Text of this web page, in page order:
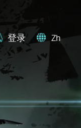
登录 Zh